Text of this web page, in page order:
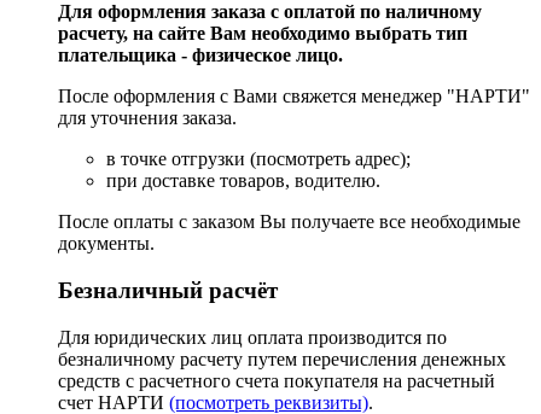
Для оформления заказа с оплатой по наличному
расчету, на сайте Вам необходимо выбрать тип
плательщика - физическое лицо.
После оформления с Вами свяжется менеджер "НАРТИ"
для уточнения заказа.
в точке отгрузки (посмотреть адрес);
при доставке товаров, водителю.
После оплаты с заказом Вы получаете все необходимые
документы.
Безналичный расчёт
Для юридических лиц оплата производится по
безналичному расчету путем перечисления денежных
средств с расчетного счета покупателя на расчетный
счет НАРТИ (посмотреть реквизиты).